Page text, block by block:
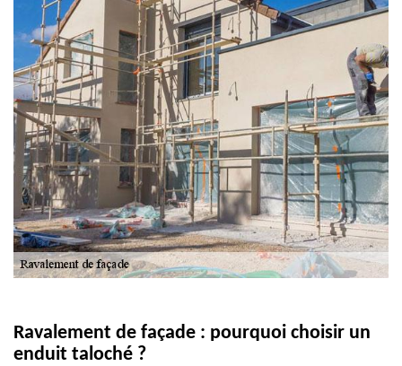
Ravalement de façade : pourquoi choisir un
enduit taloché ?